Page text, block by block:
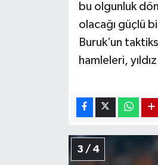
bu olgunluk
olacağı güçlü
Buruk’un
hamleleri,
3 / 4